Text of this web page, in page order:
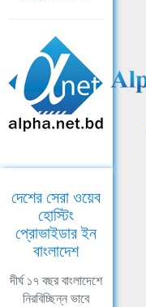
দেশের সেরা ওয়েব
হোস্টিং
প্রোভাইডার ইন
বাংলাদেশ
দীর্ঘ ১৭ বছর বাংলাদেশে
নিরবিচ্ছিন্ন ভাবে